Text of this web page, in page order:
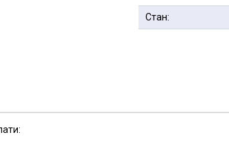
Стан: